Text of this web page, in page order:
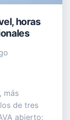
horas
más
de tres
abierto: